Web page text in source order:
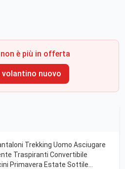
è più in offerta
nuovo
Trekking Uomo Asciugare
Traspiranti Convertibile
Primavera Estate Sottile